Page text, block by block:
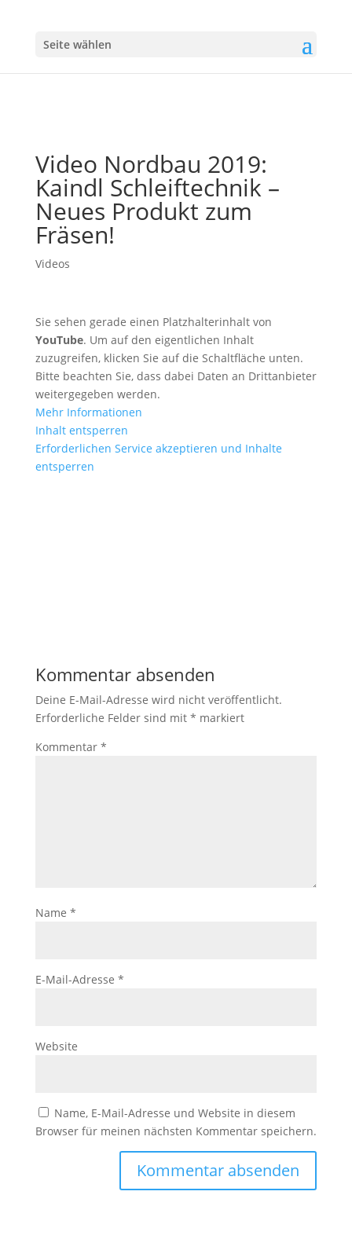
Seite wählen
Video Nordbau 2019:
Kaindl Schleiftechnik –
Neues Produkt zum
Fräsen!
Videos
Sie sehen gerade einen Platzhalterinhalt von
YouTube. Um auf den eigentlichen Inhalt
zuzugreifen, klicken Sie auf die Schaltfläche unten.
Bitte beachten Sie, dass dabei Daten an Drittanbieter
weitergegeben werden.
Mehr Informationen
Inhalt entsperren
Erforderlichen Service akzeptieren und Inhalte
entsperren
Kommentar absenden
Deine E-Mail-Adresse wird nicht veröffentlicht.
Erforderliche Felder sind mit * markiert
Kommentar *
Name *
E-Mail-Adresse *
Website
Name, E-Mail-Adresse und Website in diesem
Browser für meinen nächsten Kommentar speichern.